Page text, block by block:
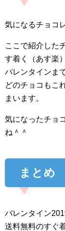
気になるチョコ
ここで紹介した
す着く（あす楽
バレンタインま
どのチョコもこ
まいます。
気になったチョ
ね＾＾
まとめ
バレンタイン
送料無料のすぐ